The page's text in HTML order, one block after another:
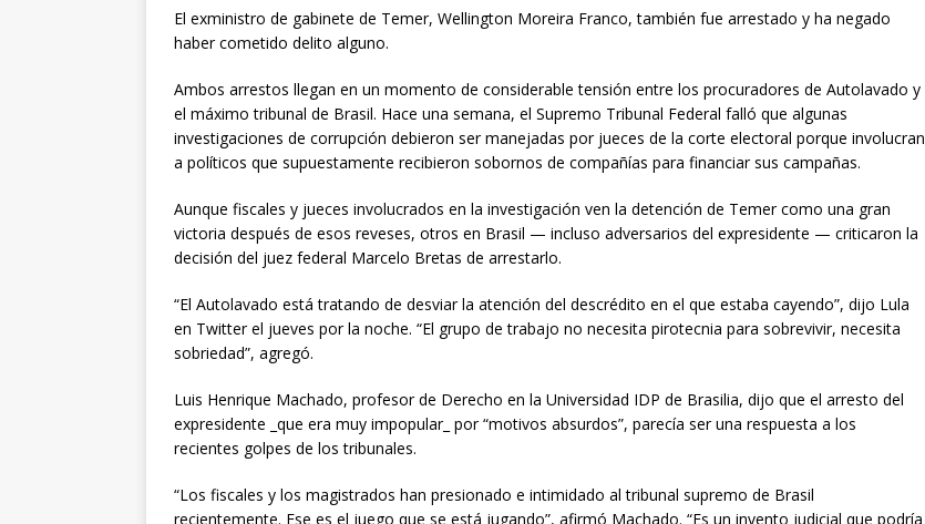
El exministro de gabinete de Temer, Wellington Moreira Franco, también fue arrestado y ha negado
haber cometido delito alguno.
Ambos arrestos llegan en un momento de considerable tensión entre los procuradores de Autolavado y
el máximo tribunal de Brasil. Hace una semana, el Supremo Tribunal Federal falló que algunas
investigaciones de corrupción debieron ser manejadas por jueces de la corte electoral porque involucran
a políticos que supuestamente recibieron sobornos de compañías para financiar sus campañas.
Aunque fiscales y jueces involucrados en la investigación ven la detención de Temer como una gran
victoria después de esos reveses, otros en Brasil — incluso adversarios del expresidente — criticaron la
decisión del juez federal Marcelo Bretas de arrestarlo.
“El Autolavado está tratando de desviar la atención del descrédito en el que estaba cayendo”, dijo Lula
en Twitter el jueves por la noche. “El grupo de trabajo no necesita pirotecnia para sobrevivir, necesita
sobriedad”, agregó.
Luis Henrique Machado, profesor de Derecho en la Universidad IDP de Brasilia, dijo que el arresto del
expresidente _que era muy impopular_ por “motivos absurdos”, parecía ser una respuesta a los
recientes golpes de los tribunales.
“Los fiscales y los magistrados han presionado e intimidado al tribunal supremo de Brasil
recientemente. Ese es el juego que se está jugando”, afirmó Machado. “Es un invento judicial que podría